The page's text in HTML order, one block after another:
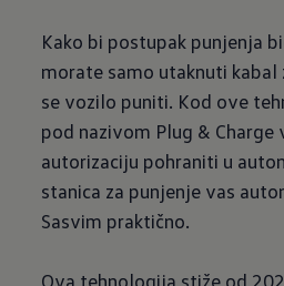
Kako bi postupak punjenja
morate samo utaknuti kabal
se vozilo puniti. Kod ove
pod nazivom Plug & Charge
autorizaciju pohraniti u
stanica za punjenje vas
Sasvim praktično.
Ova tehnologija stiže od